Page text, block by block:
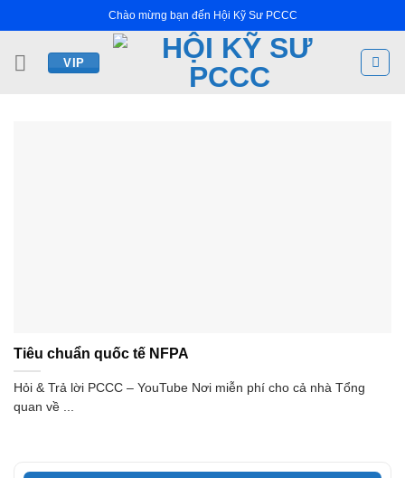
qua
nội
Chào mừng bạn đến Hội Kỹ Sư PCCC
VIP
Tiêu chuẩn quốc tế NFPA
Hỏi & Trả lời PCCC – YouTube Nơi miễn phí cho cả nhà Tổng
quan về ...